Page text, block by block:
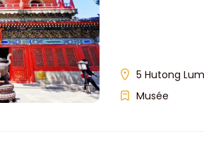
5 Hutong
Musée